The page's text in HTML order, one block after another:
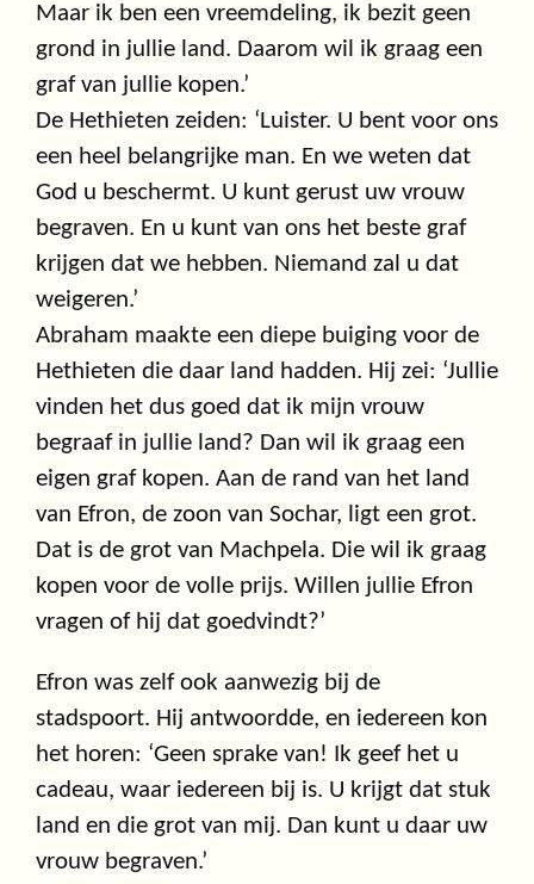
Maar ik ben een vreemdeling, ik bezit geen
grond in jullie land. Daarom wil ik graag een
graf van jullie kopen.’
De Hethieten zeiden: ‘Luister. U bent voor ons
een heel belangrijke man. En we weten dat
God u beschermt. U kunt gerust uw vrouw
begraven. En u kunt van ons het beste graf
krijgen dat we hebben. Niemand zal u dat
weigeren.’
Abraham maakte een diepe buiging voor de
Hethieten die daar land hadden. Hij zei: ‘Jullie
vinden het dus goed dat ik mijn vrouw
begraaf in jullie land? Dan wil ik graag een
eigen graf kopen. Aan de rand van het land
van Efron, de zoon van Sochar, ligt een grot.
Dat is de grot van Machpela. Die wil ik graag
kopen voor de volle prijs. Willen jullie Efron
vragen of hij dat goedvindt?’
Efron was zelf ook aanwezig bij de
stadspoort. Hij antwoordde, en iedereen kon
het horen: ‘Geen sprake van! Ik geef het u
cadeau, waar iedereen bij is. U krijgt dat stuk
land en die grot van mij. Dan kunt u daar uw
vrouw begraven.’